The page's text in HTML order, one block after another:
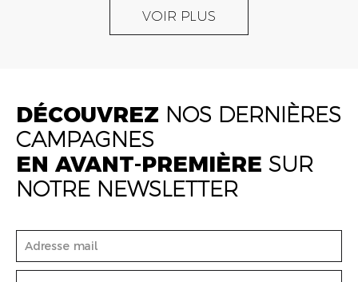
VOIR PLUS
DÉCOUVREZ NOS DERNIÈRES
CAMPAGNES
EN AVANT-PREMIÈRE SUR
NOTRE NEWSLETTER